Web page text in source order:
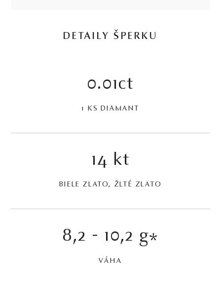
DETAILY ŠPERKU
0.01ct
1 KS DIAMANT
14 kt
BIELE ZLATO, ŽLTÉ ZLATO
8,2 - 10,2 g*
VÁHA